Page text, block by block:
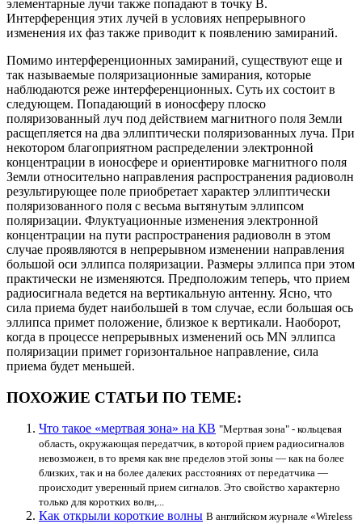
элементарные лучи также попадают в точку В.
Интерференция этих лучей в условиях непрерывного
изменения их фаз также приводит к появлению замираний.
Помимо интерференционных замираний, существуют еще и
так называемые поляризационные замирания, которые
наблюдаются реже интерференционных. Суть их состоит в
следующем. Попадающий в ионосферу плоско
поляризованный луч под действием магнитного поля Земли
расщепляется на два эллиптически поляризованных луча. При
некотором благоприятном распределении электронной
концентрации в ионосфере и ориентировке магнитного поля
Земли относительно направления распространения радиоволн
результирующее поле приобретает характер эллиптически
поляризованного поля с весьма вытянутым эллипсом
поляризации. Флуктуационные изменения электронной
концентрации на пути распространения радиоволн в этом
случае проявляются в непрерывном изменении направления
большой оси эллипса поляризации. Размеры эллипса при этом
практически не изменяются. Предположим теперь, что прием
радиосигнала ведется на вертикальную антенну. Ясно, что
сила приема будет наибольшей в том случае, если большая ось
эллипса примет положение, близкое к вертикали. Наоборот,
когда в процессе непрерывных изменений ось MN эллипса
поляризации примет горизонтальное направление, сила
приема будет меньшей.
ПОХОЖИЕ СТАТЬИ ПО ТЕМЕ:
Что такое «мертвая зона» на КВ "Мертвая зона" - кольцевая
область, окружающая передатчик, в которой прием радиосигналов
невозможен, в то время как вне пределов этой зоны — как на более
близких, так и на более далеких расстояниях от передатчика —
происходит уверенный прием сигналов. Это свойство характерно
только для коротких волн,...
Как открыли короткие волны В английском журнале «Wireless